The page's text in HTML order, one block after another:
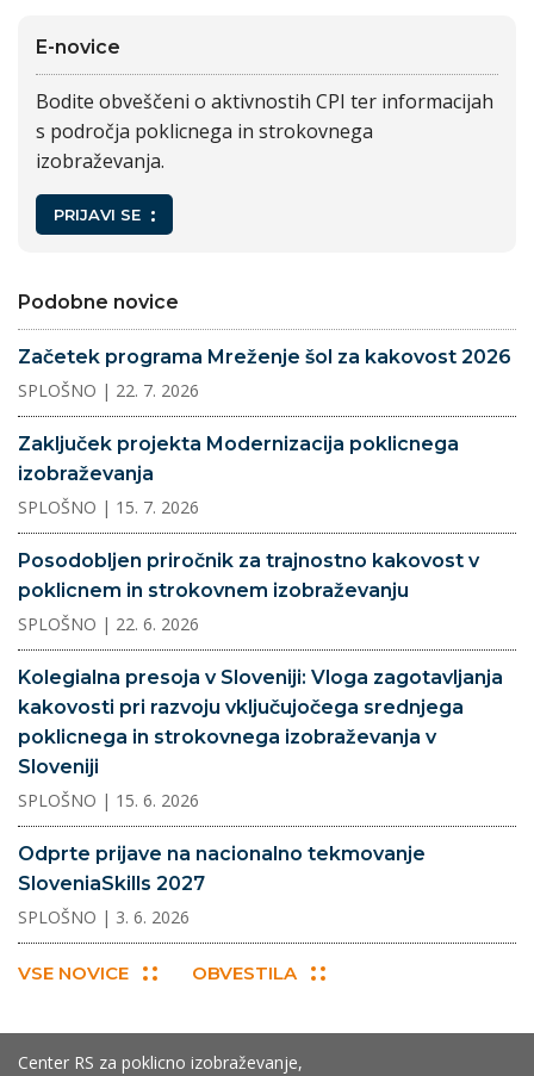
E-novice
Bodite obveščeni o aktivnostih CPI ter informacijah
s področja poklicnega in strokovnega
izobraževanja.
PRIJAVI SE
Podobne novice
Začetek programa Mreženje šol za kakovost 2026
SPLOŠNO | 22. 7. 2026
Zaključek projekta Modernizacija poklicnega
izobraževanja
SPLOŠNO | 15. 7. 2026
Posodobljen priročnik za trajnostno kakovost v
poklicnem in strokovnem izobraževanju
SPLOŠNO | 22. 6. 2026
Kolegialna presoja v Sloveniji: Vloga zagotavljanja
kakovosti pri razvoju vključujočega srednjega
poklicnega in strokovnega izobraževanja v
Sloveniji
SPLOŠNO | 15. 6. 2026
Odprte prijave na nacionalno tekmovanje
SloveniaSkills 2027
SPLOŠNO | 3. 6. 2026
VSE NOVICE OBVESTILA
Center RS za poklicno izobraževanje,